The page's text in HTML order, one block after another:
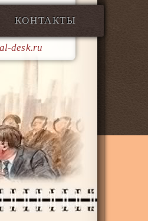
КОНТАКТЫ
desk.ru